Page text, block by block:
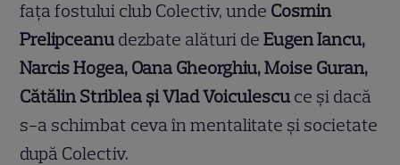
fața fostului club Colectiv, unde Cosmin
Prelipceanu dezbate alături deEugen Iancu,
Narcis Hogea, Oana Gheorghiu, Moise Guran,
Cătălin Striblea și Vlad Voiculescu ce și dacă
s-a schimbat ceva în mentalitate și societate
după Colectiv.